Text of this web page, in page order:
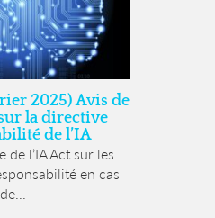
2025) Avis de
la directive
de l’IA
de l’IA Act sur les
en cas
de...